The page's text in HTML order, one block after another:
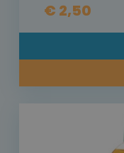
€ 2,50